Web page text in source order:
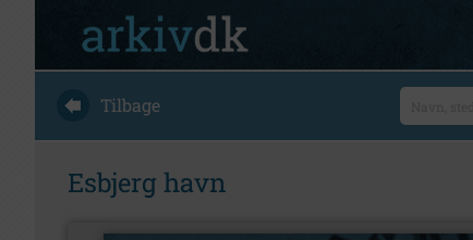
Tilbage
Esbjerg havn